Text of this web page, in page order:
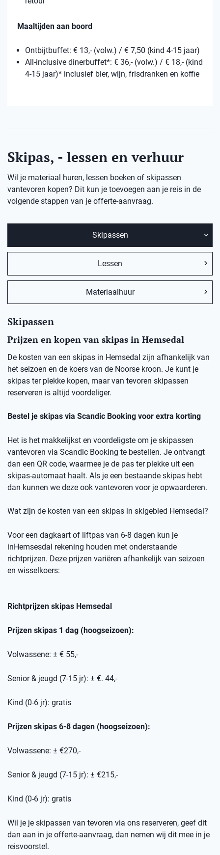
Maaltijden aan boord
Ontbijtbuffet: € 13,- (volw.) / € 7,50 (kind 4-15 jaar)
All-inclusive dinerbuffet*: € 36,- (volw.) / € 18,- (kind
4-15 jaar)* inclusief bier, wijn, frisdranken en koffie
Skipas, - lessen en verhuur
Wil je materiaal huren, lessen boeken of skipassen
vantevoren kopen? Dit kun je toevoegen aan je reis in de
volgende stappen van je offerte-aanvraag.
Skipassen
Lessen
Materiaalhuur
Skipassen
Prijzen en kopen van skipas in Hemsedal
De kosten van een skipas in Hemsedal zijn afhankelijk van
het seizoen en de koers van de Noorse kroon. Je kunt je
skipas ter plekke kopen, maar van tevoren skipassen
reserveren is altijd voordeliger.
Bestel je skipas via Scandic Booking voor extra korting
Het is het makkelijkst en voordeligste om je skipassen
vantevoren via Scandic Booking te bestellen. Je ontvangt
dan een QR code, waarmee je de pas ter plekke uit een
skipas-automaat haalt. Als je een bestaande skipas hebt
dan kunnen we deze ook vantevoren voor je opwaarderen.
Wat zijn de kosten van een skipas in skigebied Hemsedal ?
Voor een dagkaart of liftpas van 6-8 dagen kun je
inHemsesdal rekening houden met onderstaande
richtprijzen. Deze prijzen variëren afhankelijk van seizoen
en wisselkoers:
Richtprijzen skipas Hemsedal
Prijzen skipas 1 dag (hoogseizoen):
Volwassene: ± € 55,-
Senior & jeugd (7-15 jr): ± €. 44,-
Kind (0-6 jr): gratis
Prijzen skipas 6-8 dagen (hoogseizoen):
Volwassene: ± €270,-
Senior & jeugd (7-15 jr): ± €215,-
Kind (0-6 jr): gratis
Wil je je skipassen van tevoren via ons reserveren, geef dit
dan aan in je offerte-aanvraag, dan nemen wij dit mee in je
reisvoorstel.